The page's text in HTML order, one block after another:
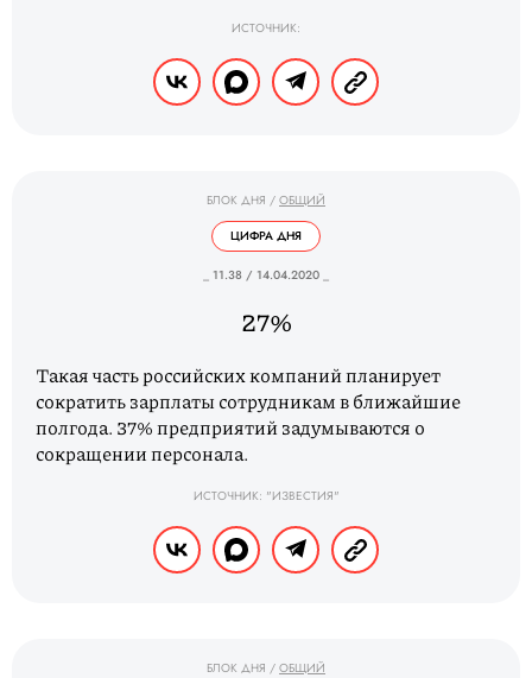
ИСТОЧНИК:
БЛОК ДНЯ / ОБЩИЙ
ЦИФРА ДНЯ
_ 11.38 / 14.04.2020 _
27%
Такая часть российских компаний планирует
сократить зарплаты сотрудникам в ближайшие
полгода. 37% предприятий задумываются о
сокращении персонала.
ИСТОЧНИК: "ИЗВЕСТИЯ"
БЛОК ДНЯ / ОБЩИЙ